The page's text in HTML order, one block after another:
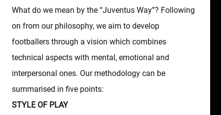
What do we mean by the “Juventus Way”? Following
on from our philosophy, we aim to develop
footballers through a vision which combines
technical aspects with mental, emotional and
interpersonal ones. Our methodology can be
summarised in five points:
STYLE OF PLAY